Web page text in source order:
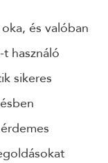
és valóban
használó
sikeres